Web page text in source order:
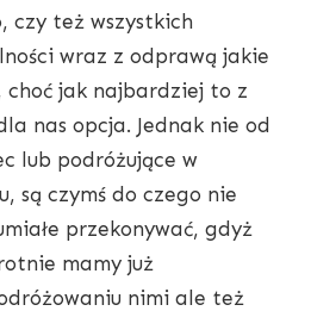
czy też wszystkich
wraz z odprawą jakie
choć jak najbardziej to z
nas opcja. Jednak nie od
lub podróżujące w
są czymś do czego nie
przekonywać, gdyż
mamy już
nimi ale też